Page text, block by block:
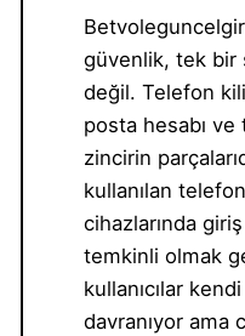
güvenlik, tek bir
değil. Telefon
posta hesabı ve
zincirin
kullanılan
cihazlarında
temkinli olmak
kullanıcılar
davranıyor ama